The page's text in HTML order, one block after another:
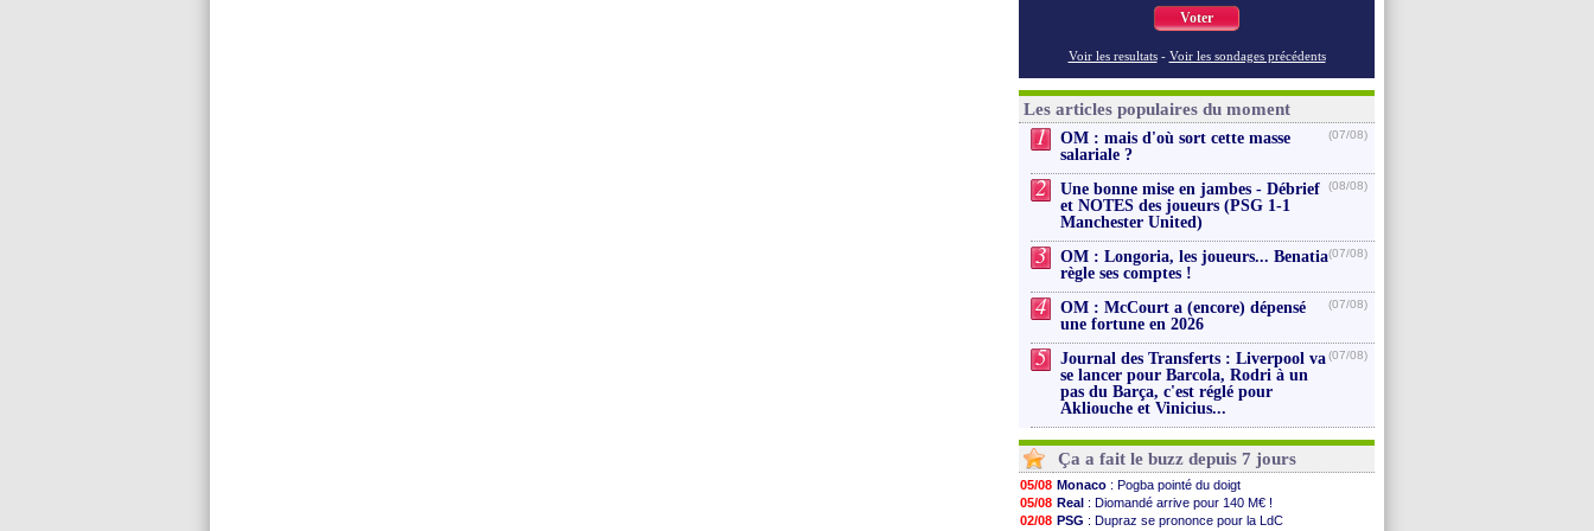
Voter
Voir les resultats - Voir les sondages précédents
Les articles populaires du moment
1
OM : mais d'où sort cette masse
salariale ?
(07/08)
2
Une bonne mise en jambes - Débrief
et NOTES des joueurs (PSG 1-1
Manchester United)
(08/08)
3
OM : Longoria, les joueurs... Benatia
règle ses comptes !
(07/08)
4
OM : McCourt a (encore) dépensé
une fortune en 2026
(07/08)
5
Journal des Transferts : Liverpool va
se lancer pour Barcola, Rodri à un
pas du Barça, c'est réglé pour
Akliouche et Vinicius...
(07/08)
Ça a fait le buzz depuis 7 jours
05/08 Monaco : Pogba pointé du doigt
05/08 Real : Diomandé arrive pour 140 M€ !
02/08 PSG : Dupraz se prononce pour la LdC